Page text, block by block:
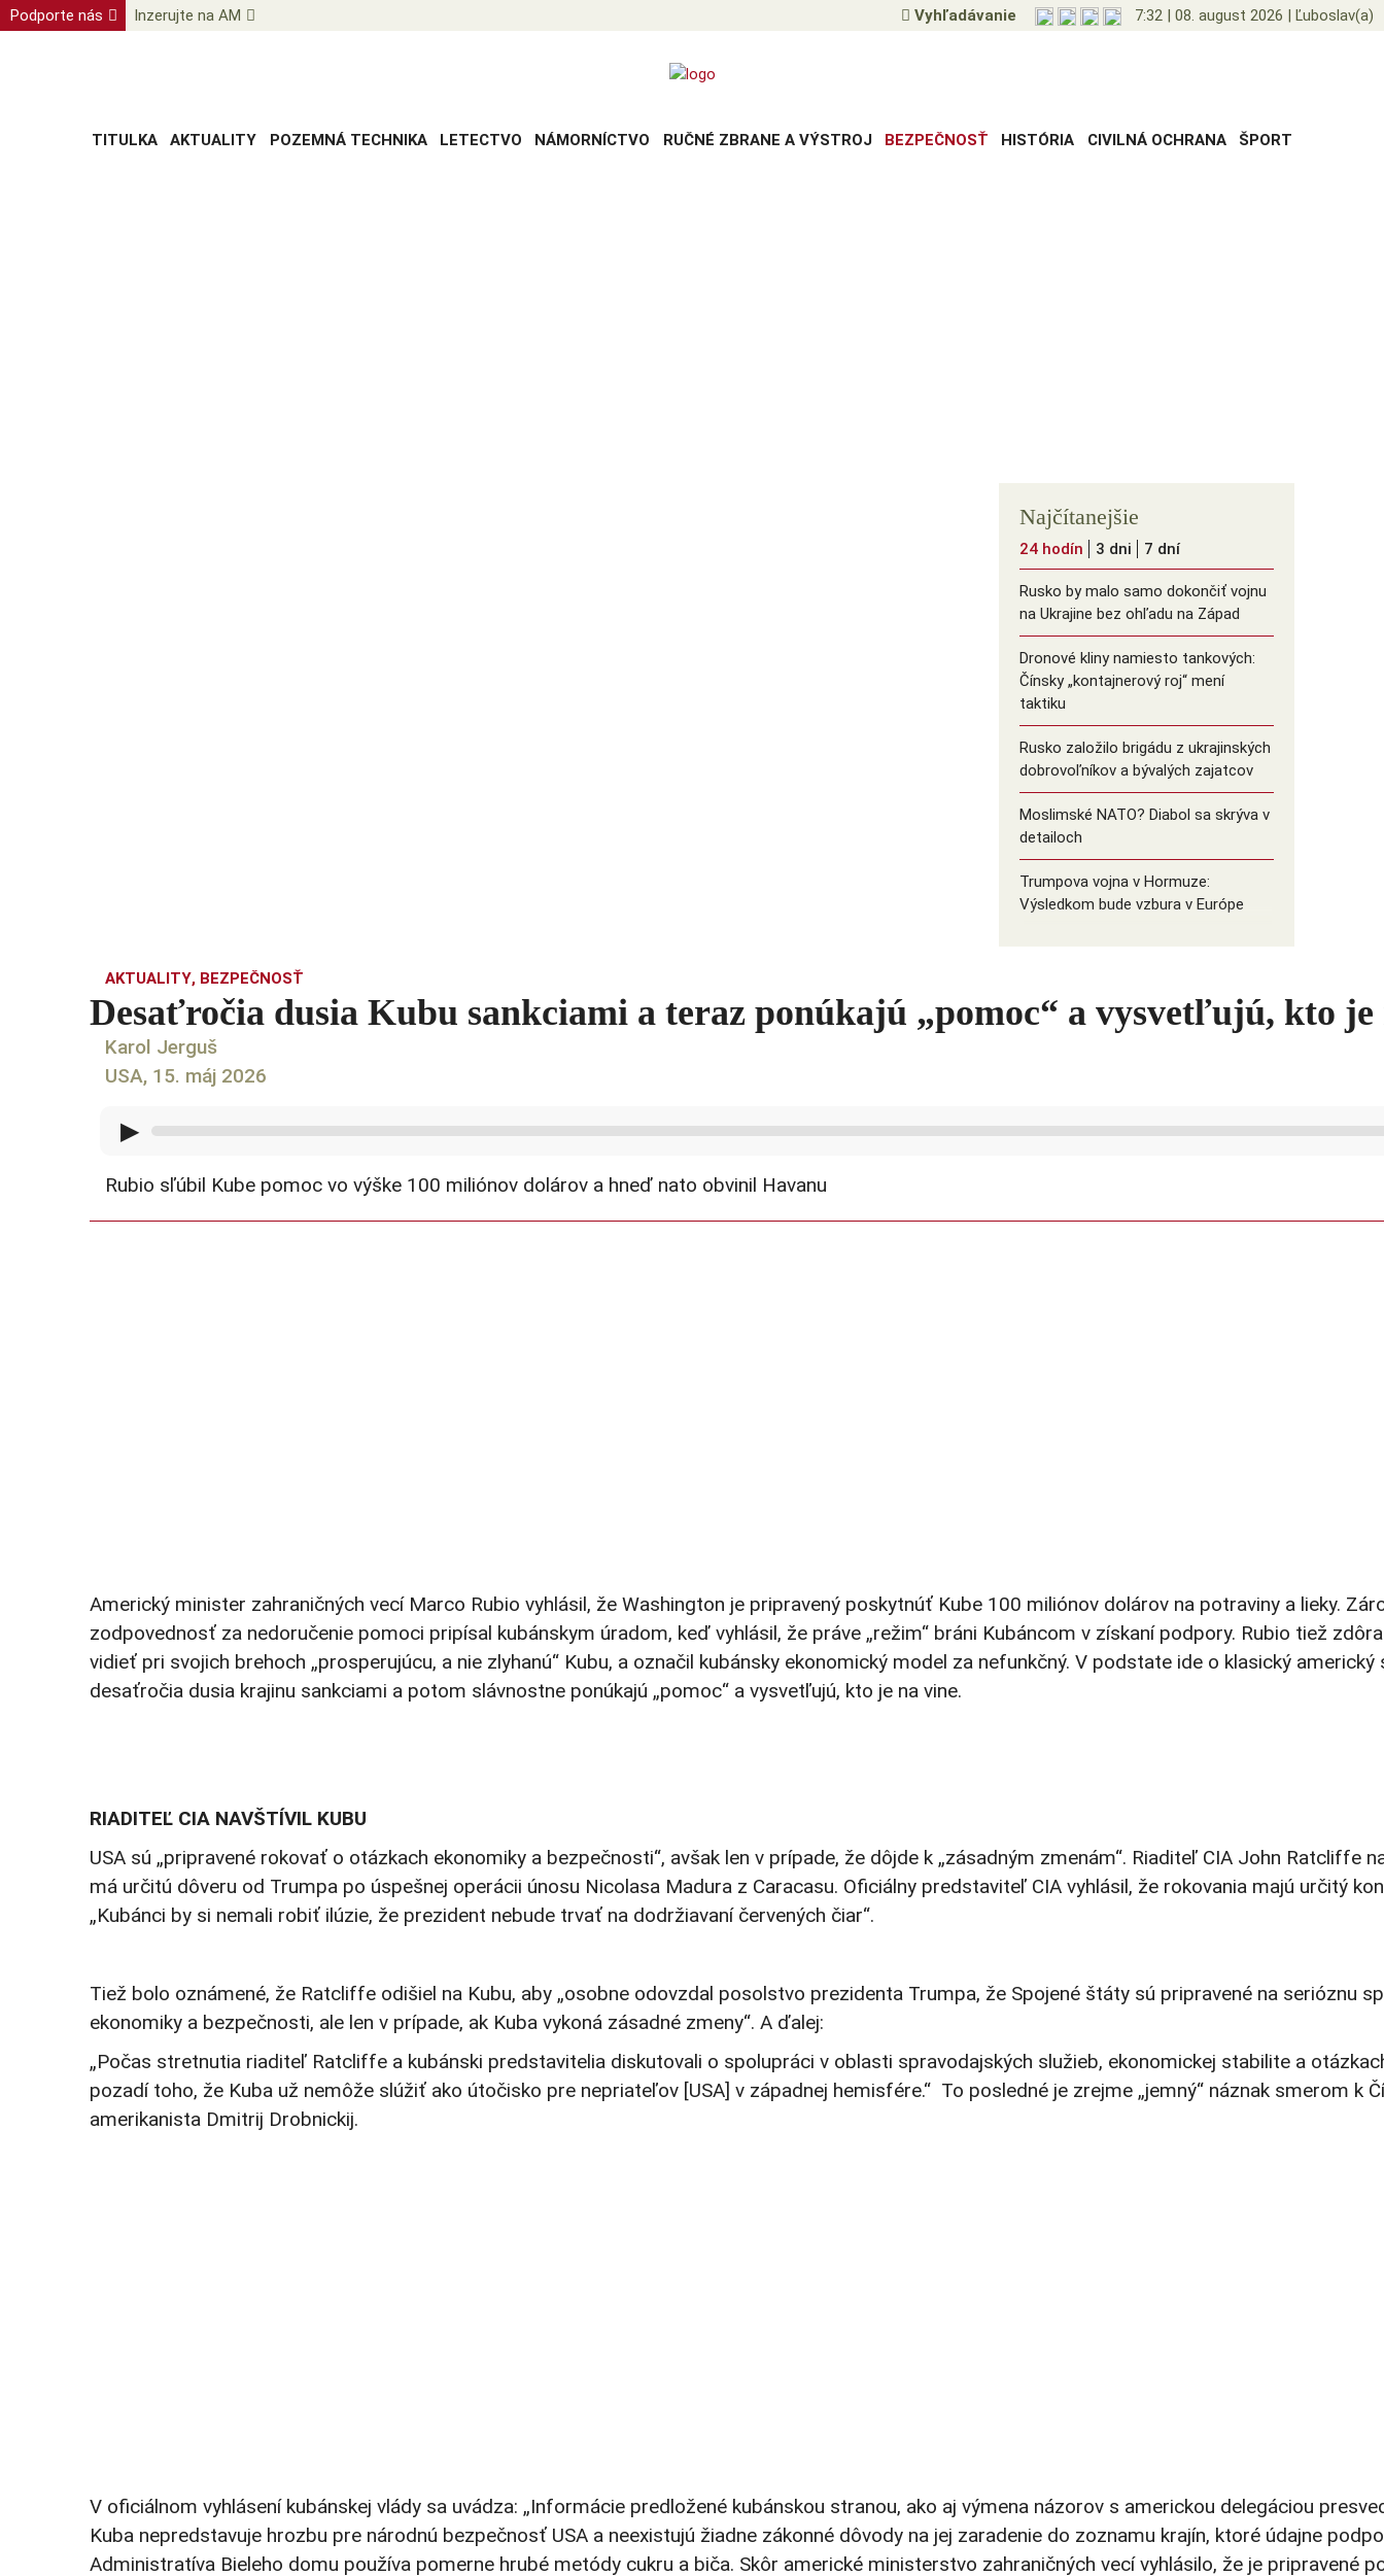
Podporte nás Inzerujte na AM Vyhľadávanie 7:32 | 08. august 2026 | Ľuboslav(a)
TITULKA AKTUALITY POZEMNÁ TECHNIKA LETECTVO NÁMORNÍCTVO RUČNÉ ZBRANE A VÝSTROJ BEZPEČNOSŤ HISTÓRIA CIVILNÁ OCHRANA ŠPORT
Najčítanejšie
24 hodín 3 dni 7 dní
Rusko by malo samo dokončiť vojnu
na Ukrajine bez ohľadu na Západ
Dronové kliny namiesto tankových:
Čínsky ️„kontajnerový roj“ mení
taktiku
Rusko založilo brigádu z ukrajinských
dobrovoľníkov a bývalých zajatcov
Moslimské NATO? Diabol sa skrýva v
detailoch
Trumpova vojna v Hormuze:
Výsledkom bude vzbura v Európe
AKTUALITY, BEZPEČNOSŤ
Desaťročia dusia Kubu sankciami a teraz ponúkajú „pomoc“ a vysvetľujú, kto je
Karol Jerguš
USA, 15. máj 2026
▶
Rubio sľúbil Kube pomoc vo výške 100 miliónov dolárov a hneď nato obvinil Havanu
Americký minister zahraničných vecí Marco Rubio vyhlásil, že Washington je pripravený poskytnúť Kube 100 miliónov dolárov na potraviny a lieky.
zodpovednosť za nedoručenie pomoci pripísal kubánskym úradom, keď vyhlásil, že práve „režim“ bráni Kubáncom v získaní podpory. Rubio tiež
vidieť pri svojich brehoch „prosperujúcu, a nie zlyhanú“ Kubu, a označil kubánsky ekonomický model za nefunkčný. V podstate ide o klasický americký
desaťročia dusia krajinu sankciami a potom slávnostne ponúkajú „pomoc“ a vysvetľujú, kto je na vine.
RIADITEĽ CIA NAVŠTÍVIL KUBU
USA sú „pripravené rokovať o otázkach ekonomiky a bezpečnosti“, avšak len v prípade, že dôjde k „zásadným zmenám“. Riaditeľ CIA John Ratcliffe
má určitú dôveru od Trumpa po úspešnej operácii únosu Nicolasa Madura z Caracasu. Oficiálny predstaviteľ CIA vyhlásil, že rokovania majú určitý
„Kubánci by si nemali robiť ilúzie, že prezident nebude trvať na dodržiavaní červených čiar“.
Tiež bolo oznámené, že Ratcliffe odišiel na Kubu, aby „osobne odovzdal posolstvo prezidenta Trumpa, že Spojené štáty sú pripravené na serióznu
ekonomiky a bezpečnosti, ale len v prípade, ak Kuba vykoná zásadné zmeny“. A ďalej:
„Počas stretnutia riaditeľ Ratcliffe a kubánski predstavitelia diskutovali o spolupráci v oblasti spravodajských služieb, ekonomickej stabilite a
pozadí toho, že Kuba už nemôže slúžiť ako útočisko pre nepriateľov [USA] v západnej hemisfére.“ To posledné je zrejme „jemný“ náznak smerom k
amerikanista Dmitrij Drobnickij.
V oficiálnom vyhlásení kubánskej vlády sa uvádza: „Informácie predložené kubánskou stranou, ako aj výmena názorov s americkou delegáciou
Kuba nepredstavuje hrozbu pre národnú bezpečnosť USA a neexistujú žiadne zákonné dôvody na jej zaradenie do zoznamu krajín, ktoré údajne
Administratíva Bieleho domu používa pomerne hrubé metódy cukru a biča. Skôr americké ministerstvo zahraničných vecí vyhlásilo, že je pripravené